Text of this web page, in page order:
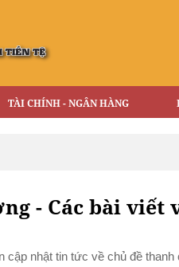
TÀI CHÍNH - NGÂN HÀNG
- Các bài
cập nhật tin tức về chủ đề